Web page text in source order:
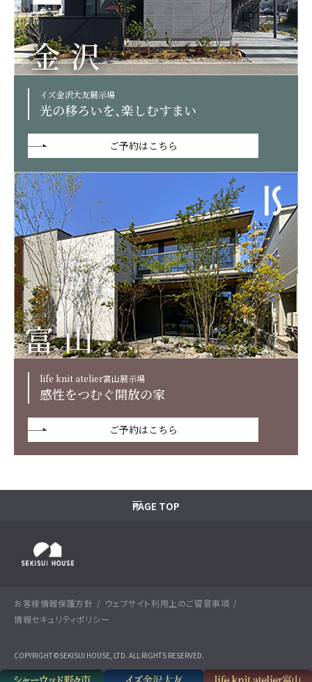
イズ金沢大友展示場
光の移ろいを、楽しむすまい
ご予約はこちら
life knit atelier富山展示場
感性をつむぐ開放の家
ご予約はこちら
PAGE TOP
お客様情報保護方針
ウェブサイト利用上のご留意事項
情報セキュリティポリシー
COPYRIGHT©SEKISUI HOUSE, LTD. ALL RIGHTS RESERVED.